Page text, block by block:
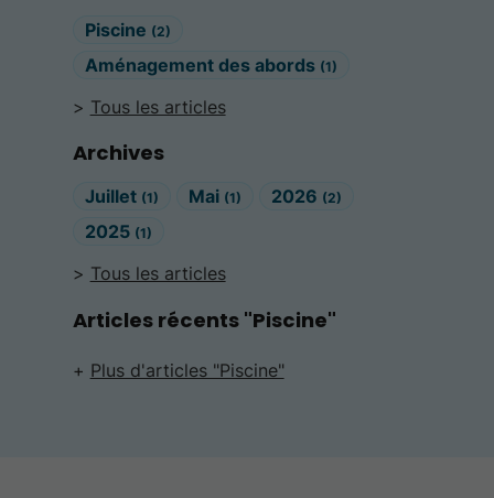
Piscine (2)
Aménagement des abords (1)
Tous les articles
Archives
Juillet (1) Mai (1) 2026 (2)
2025 (1)
Tous les articles
Articles récents "Piscine"
Plus d'articles "Piscine"